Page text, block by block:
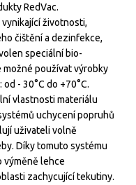
RedVac.
životnosti,
čištění a dezinfekce,
speciální bio-
možné používat výrobky
- 30°C do +70°C.
vlastnosti materiálu
uchycení popruhů
uživateli volně
Díky tomuto systému
výměně lehce
zachycující tekutiny.